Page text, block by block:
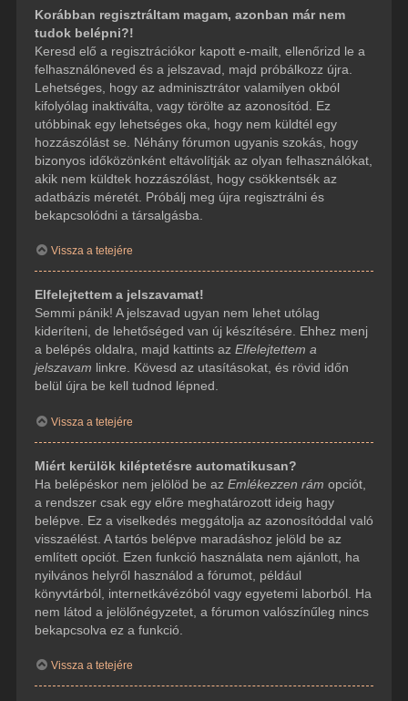
Korábban regisztráltam magam, azonban már nem
tudok belépni?!
Keresd elő a regisztrációkor kapott e-mailt, ellenőrizd le a
felhasználóneved és a jelszavad, majd próbálkozz újra.
Lehetséges, hogy az adminisztrátor valamilyen okból
kifolyólag inaktiválta, vagy törölte az azonosítód. Ez
utóbbinak egy lehetséges oka, hogy nem küldtél egy
hozzászólást se. Néhány fórumon ugyanis szokás, hogy
bizonyos időközönként eltávolítják az olyan felhasználókat,
akik nem küldtek hozzászólást, hogy csökkentsék az
adatbázis méretét. Próbálj meg újra regisztrálni és
bekapcsolódni a társalgásba.
Vissza a tetejére
Elfelejtettem a jelszavamat!
Semmi pánik! A jelszavad ugyan nem lehet utólag
kideríteni, de lehetőséged van új készítésére. Ehhez menj
a belépés oldalra, majd kattints az Elfelejtettem a
jelszavam linkre. Kövesd az utasításokat, és rövid időn
belül újra be kell tudnod lépned.
Vissza a tetejére
Miért kerülök kiléptetésre automatikusan?
Ha belépéskor nem jelölöd be az Emlékezzen rám opciót,
a rendszer csak egy előre meghatározott ideig hagy
belépve. Ez a viselkedés meggátolja az azonosítóddal való
visszaélést. A tartós belépve maradáshoz jelöld be az
említett opciót. Ezen funkció használata nem ajánlott, ha
nyilvános helyről használod a fórumot, például
könyvtárból, internetkávézóból vagy egyetemi laborból. Ha
nem látod a jelölőnégyzetet, a fórumon valószínűleg nincs
bekapcsolva ez a funkció.
Vissza a tetejére